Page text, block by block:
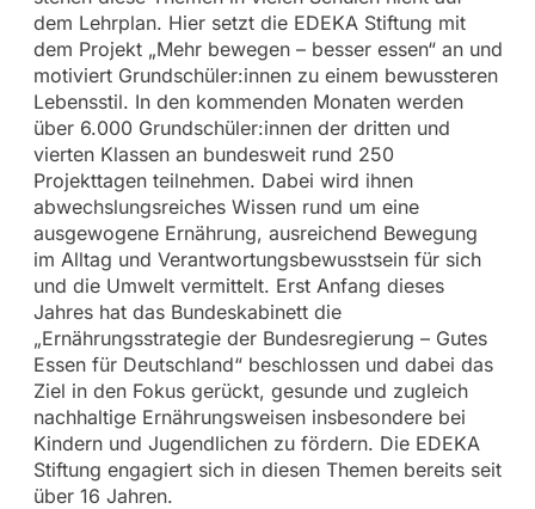
dem Lehrplan. Hier setzt die EDEKA Stiftung mit
dem Projekt „Mehr bewegen – besser essen“ an und
motiviert Grundschüler:innen zu einem bewussteren
Lebensstil. In den kommenden Monaten werden
über 6.000 Grundschüler:innen der dritten und
vierten Klassen an bundesweit rund 250
Projekttagen teilnehmen. Dabei wird ihnen
abwechslungsreiches Wissen rund um eine
ausgewogene Ernährung, ausreichend Bewegung
im Alltag und Verantwortungsbewusstsein für sich
und die Umwelt vermittelt. Erst Anfang dieses
Jahres hat das Bundeskabinett die
„Ernährungsstrategie der Bundesregierung – Gutes
Essen für Deutschland“ beschlossen und dabei das
Ziel in den Fokus gerückt, gesunde und zugleich
nachhaltige Ernährungsweisen insbesondere bei
Kindern und Jugendlichen zu fördern. Die EDEKA
Stiftung engagiert sich in diesen Themen bereits seit
über 16 Jahren.